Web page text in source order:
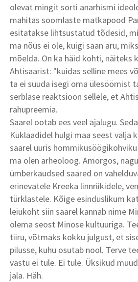
olevat mingit sorti anarhismi
mahitas soomlaste matkapood
esitatakse lihtsustatud tõdesid,
ma nõus ei ole, kuigi saan aru,
mõelda. On ka häid kohti, näiteks
Ahtisaarist: "kuidas selline mees
ta ei suuda isegi oma ülesöömist
serblase reaktsioon sellele, et
rahupreemia.
Saarel ootab ees veel ajalugu.
Küklaadidel hulgi maa seest välja
saarel uuris
ma olen arheoloog. Amorgos,
ümberkaudsed saared on
erinevatele Kreeka linnriikidele,
türklastele. Kõige esinduslikum
leiukoht siin saarel kannab nime
olema seost Minose kultuuriga.
tiiru, võtmaks kokku julgust, et
pilusse, kuhu osutab nool. Terve
vastu ei tule. Ei tule. Üksikud
jala. Häh.